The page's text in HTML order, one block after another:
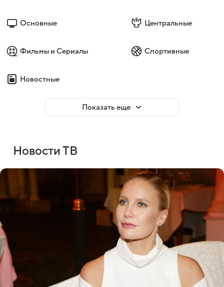
Основные Центральные
Фильмы и Сериалы Спортивные
Новостные
Показать еще
Новости ТВ